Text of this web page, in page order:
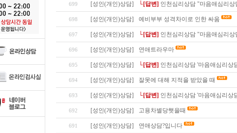
699 [성인(개인)상담] └[답변] 인천심리상담 "마음애심리
698 [성인(개인)상담] 예비부부 성격차이로 인한 싸움
697 [성인(개인)상담] └[답변] 인천심리상담 "마음애심리
696 [성인(개인)상담] 연애트라우마
695 [성인(개인)상담] └[답변] 인천심리상담 '마음애심리상
694 [성인(개인)상담] 잘못에 대해 지적을 받았을 때
693 [성인(개인)상담] └[답변] 인천심리상담 '마음애심리상
692 [성인(개인)상담] 고용차별당햇을때
691 [성인(개인)상담] 연애상담?입니다